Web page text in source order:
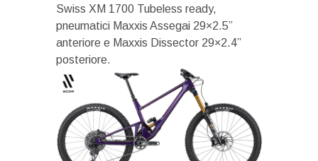
Swiss XM 1700 Tubeless ready,
pneumatici Maxxis Assegai 29×2.5”
anteriore e Maxxis Dissector 29×2.4”
posteriore.